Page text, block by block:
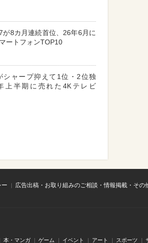
が8カ月連続首位、26年6月に
ートフォンTOP10
シャープ抑えて1位・2位独
上半期に売れた4Kテレビ
ー
広告出稿・お取り組みのご相談・情報掲載・その
本・マンガ ゲーム イベント アート スポーツ